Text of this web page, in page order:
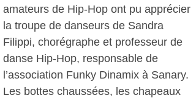
amateurs de Hip-Hop ont pu apprécier
la troupe de danseurs de Sandra
Filippi, chorégraphe et professeur de
danse Hip-Hop, responsable de
l’association Funky Dinamix à Sanary.
Les bottes chaussées, les chapeaux